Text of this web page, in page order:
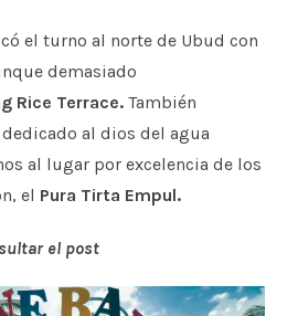
el turno al norte de Ubud con
demasiado
Rice Terrace. También
al dios del agua
al lugar por excelencia de los
el Pura Tirta Empul.
el post